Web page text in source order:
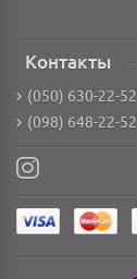
Контакты
(050) 630-22-52
(098) 648-22-52